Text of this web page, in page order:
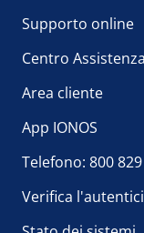
Supporto online
Centro Assistenza
Area cliente
App IONOS
Telefono: 800 829
Verifica